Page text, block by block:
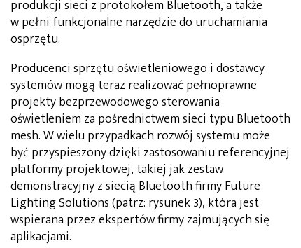
produkcji sieci z protokołem Bluetooth, a także
w pełni funkcjonalne narzędzie do uruchamiania
osprzętu.
Producenci sprzętu oświetleniowego i dostawcy
systemów mogą teraz realizować pełnoprawne
projekty bezprzewodowego sterowania
oświetleniem za pośrednictwem sieci typu Bluetooth
mesh. W wielu przypadkach rozwój systemu może
być przyspieszony dzięki zastosowaniu referencyjnej
platformy projektowej, takiej jak zestaw
demonstracyjny z siecią Bluetooth firmy Future
Lighting Solutions (patrz: rysunek 3), która jest
wspierana przez ekspertów firmy zajmujących się
aplikacjami.